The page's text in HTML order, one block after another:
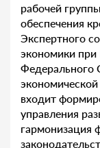
рабочей
обеспечения
Экспертного
экономики при
Федерального
входит
управления
гармонизация